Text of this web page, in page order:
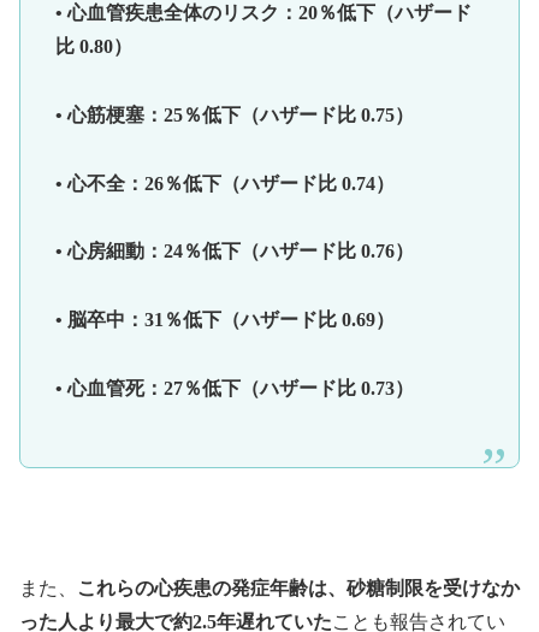
• 心血管疾患全体のリスク：20％低下（ハザード
比 0.80）
• 心筋梗塞：25％低下（ハザード比 0.75）
• 心不全：26％低下（ハザード比 0.74）
• 心房細動：24％低下（ハザード比 0.76）
• 脳卒中：31％低下（ハザード比 0.69）
• 心血管死：27％低下（ハザード比 0.73）
また、
これらの心疾患の発症年齢は、砂糖制限を受けなか
った人より最大で約2.5年遅れていたことも報告されてい